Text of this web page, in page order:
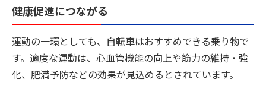
健康促進につながる
運動の一環としても、自転車はおすすめできる乗り物で
す。適度な運動は、心血管機能の向上や筋力の維持・強
化、肥満予防などの効果が見込めるとされています。